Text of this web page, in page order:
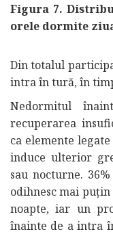
Figura 7.
orele dormite
Din totalul
intra în tură, în
Nedormitul
recuperarea
ca elemente
induce ulterior
sau nocturne.
odihnesc mai
noapte, iar un
înainte de a intra